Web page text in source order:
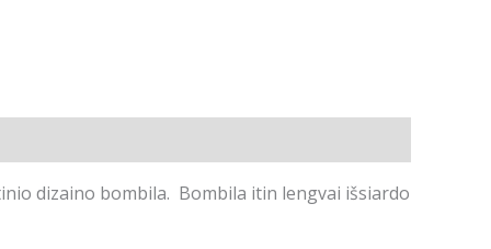
dizaino bombila. Bombila itin lengvai išsiardo